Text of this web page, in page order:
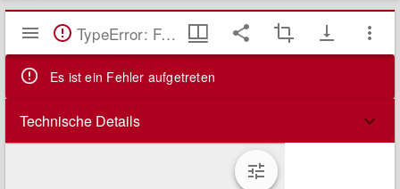
Mirador
Viewer TypeError: Failed to fetch
Es ist ein Fehler aufgetreten
Technische Details